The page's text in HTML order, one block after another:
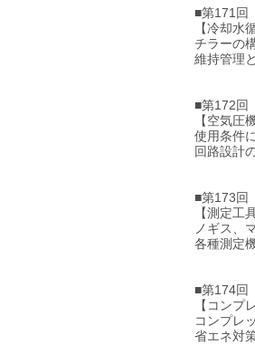
■第171
【冷却水
チラーの
維持管理
■第172
【空気圧
使用条件
回路設計
■第173
【測定工
ノギス、
各種測定
■第174
【コンプ
コンプレ
省エネ対